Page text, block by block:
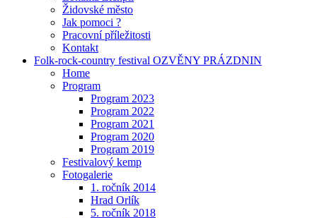
Židovské město
Jak pomoci ?
Pracovní příležitosti
Kontakt
Folk-rock-country festival OZVĚNY PRÁZDNIN
Home
Program
Program 2023
Program 2022
Program 2021
Program 2020
Program 2019
Festivalový kemp
Fotogalerie
1. ročník 2014
Hrad Orlík
5. ročník 2018